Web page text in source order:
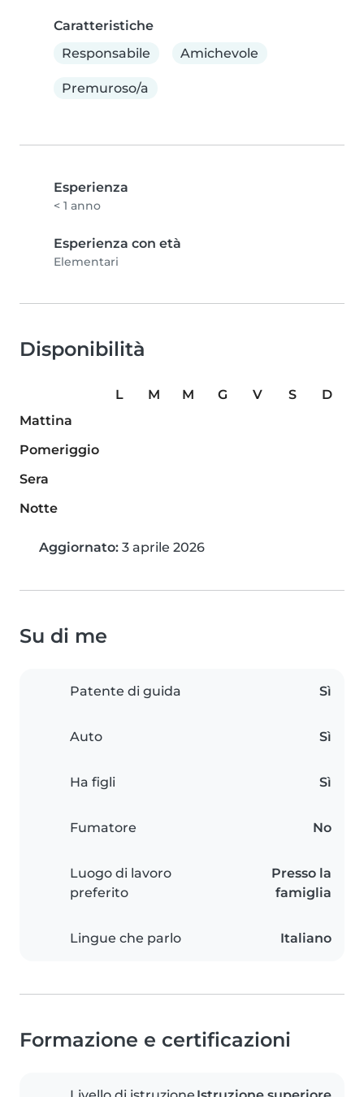
Caratteristiche
Responsabile
Amichevole
Premuroso/a
Esperienza
< 1 anno
Esperienza con età
Elementari
Disponibilità
L M M G V S
D
Mattina
Pomeriggio
Sera
Notte
Aggiornato: 3 aprile 2026
Su di me
Patente di guida Sì
Auto Sì
Ha figli Sì
Fumatore No
Luogo di lavoro
preferito
Presso la
famiglia
Lingue che parlo Italiano
Formazione e certificazioni